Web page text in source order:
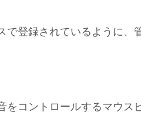
登録されているように、
コントロールするマウス